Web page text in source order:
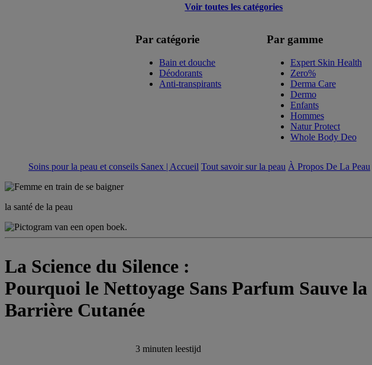
Voir toutes les catégories
Par catégorie
Bain et douche
Déodorants
Anti-transpirants
Par gamme
Expert Skin Health
Zero%
Derma Care
Dermo
Enfants
Hommes
Natur Protect
Whole Body Deo
Soins pour la peau et conseils Sanex | Accueil Tout savoir sur la peau À Propos De La Peau
la santé de la peau
La Science du Silence :
Pourquoi le Nettoyage Sans Parfum Sauve la
Barrière Cutanée
3 minuten leestijd